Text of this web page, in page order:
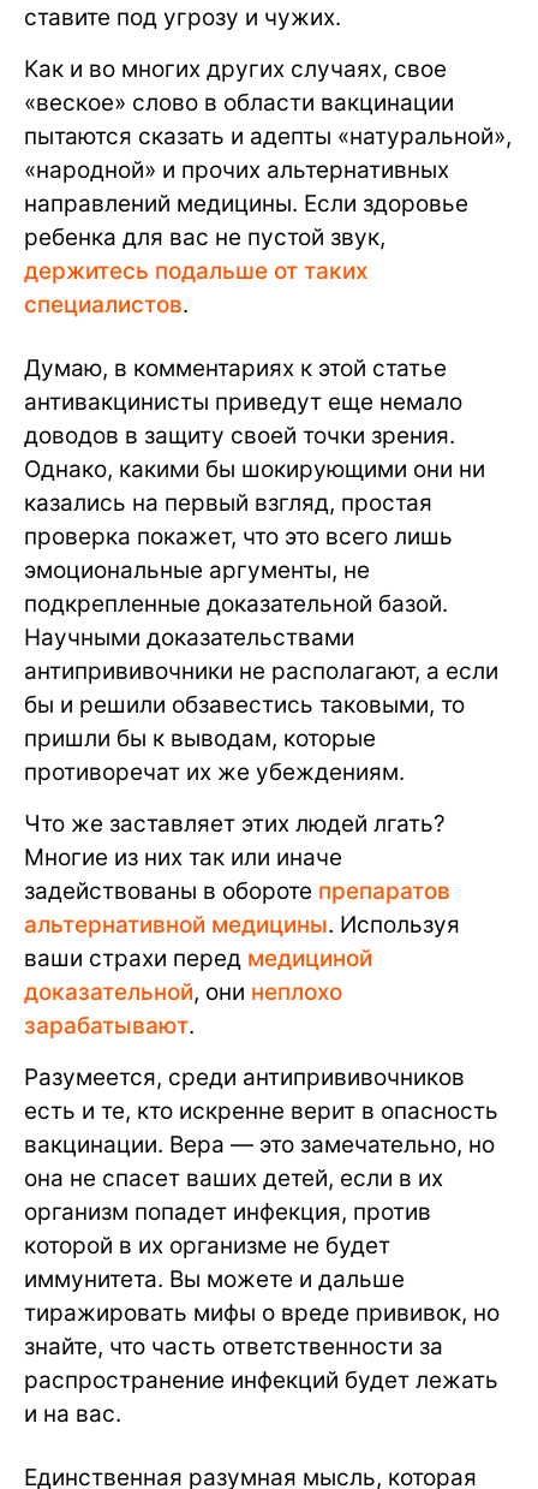
ставите под угрозу и чужих.
Как и во многих других случаях, свое
«веское» слово в области вакцинации
пытаются сказать и адепты «натуральной»,
«народной» и прочих альтернативных
направлений медицины. Если здоровье
ребенка для вас не пустой звук,
держитесь подальше от таких
специалистов.
Думаю, в комментариях к этой статье
антивакцинисты приведут еще немало
доводов в защиту своей точки зрения.
Однако, какими бы шокирующими они ни
казались на первый взгляд, простая
проверка покажет, что это всего лишь
эмоциональные аргументы, не
подкрепленные доказательной базой.
Научными доказательствами
антипрививочники не располагают, а если
бы и решили обзавестись таковыми, то
пришли бы к выводам, которые
противоречат их же убеждениям.
Что же заставляет этих людей лгать?
Многие из них так или иначе
задействованы в обороте препаратов
альтернативной медицины. Используя
ваши страхи перед медициной
доказательной, они неплохо
зарабатывают.
Разумеется, среди антипрививочников
есть и те, кто искренне верит в опасность
вакцинации. Вера — это замечательно, но
она не спасет ваших детей, если в их
организм попадет инфекция, против
которой в их организме не будет
иммунитета. Вы можете и дальше
тиражировать мифы о вреде прививок, но
знайте, что часть ответственности за
распространение инфекций будет лежать
и на вас.
Единственная разумная мысль, которая